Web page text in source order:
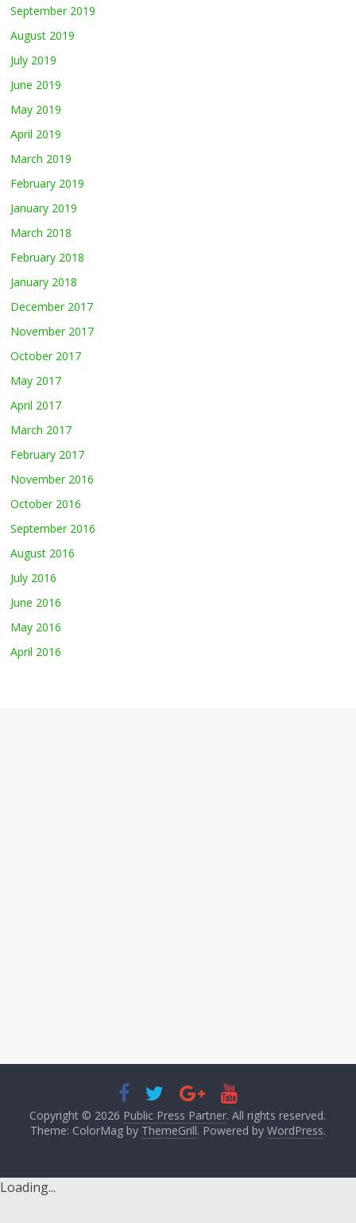
September 2019
August 2019
July 2019
June 2019
May 2019
April 2019
March 2019
February 2019
January 2019
March 2018
February 2018
January 2018
December 2017
November 2017
October 2017
May 2017
April 2017
March 2017
February 2017
November 2016
October 2016
September 2016
August 2016
July 2016
June 2016
May 2016
April 2016
Copyright © 2026 Public Press Partner. All rights reserved.
Theme: ColorMag by ThemeGrill. Powered by WordPress.
Loading...